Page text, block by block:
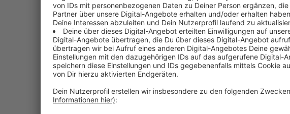
und Gästeankünfte gegeben.
Damit entwickle sich die Region immer mehr
e.V. eine positive Bilanz. Gründe sieht er im
Die Rad- und Reitregion und die mehr als
Urlauber. Der Tourismus ist ein wichtiges